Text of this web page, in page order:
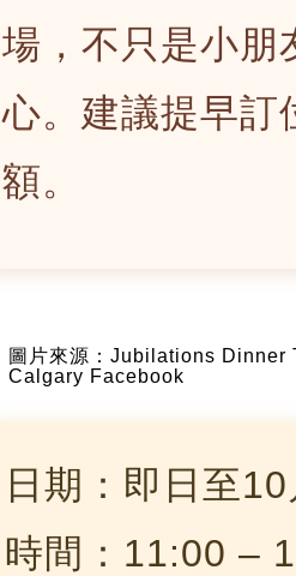
場，不只是小朋
心。建議提早訂
額。
圖片來源：Jubilations Dinner
Calgary Facebook
日期：即日至
時間：11:00 –